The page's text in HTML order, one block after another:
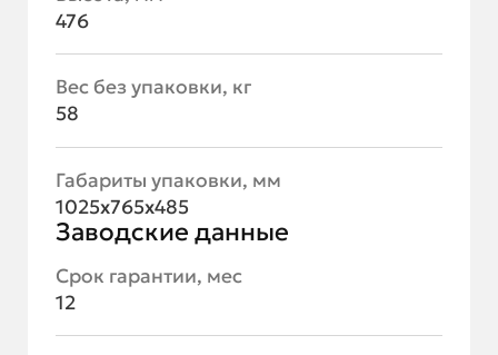
476
Вес без упаковки, кг
58
Габариты упаковки, мм
1025х765х485
Заводские данные
Срок гарантии, мес
12